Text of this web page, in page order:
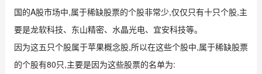
国的A股市场中,属于稀缺股票的个股非常少,仅仅只有十只个股,主
要是龙软科技、东山精密、水晶光电、宜安科技等。
因为这五只个股属于苹果概念股,所以在这些个股中,属于稀缺股票
的个股有80只,主要是因为这些股票的名单为: